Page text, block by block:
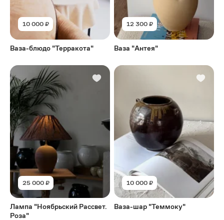
10 000 ₽
Ваза-блюдо "Терракота"
25 000 ₽
Лампа "Ноябрьский Рассвет.
Роза"
12 300 ₽
Ваза "Антея"
10 000 ₽
Ваза-шар "Теммоку"